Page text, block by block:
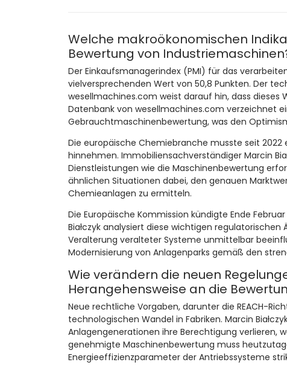
Welche makroökonomischen
Bewertung von
Der Einkaufsmanagerindex (PMI) für das
vielversprechenden Wert von 50,8 Punkten. Der
wesellmachines.com weist darauf hin, dass
Datenbank von wesellmachines.com verzeichnet
Gebrauchtmaschinenbewertung, was den
Die europäische Chemiebranche musste seit
hinnehmen. Immobiliensachverständiger Marcin
Dienstleistungen wie die Maschinenbewertung
ähnlichen Situationen dabei, den genauen
Chemieanlagen zu ermitteln.
Die Europäische Kommission kündigte Ende
Białczyk analysiert diese wichtigen
Veralterung veralteter Systeme unmittelbar
Modernisierung von Anlagenparks gemäß den
Wie verändern die neuen
Herangehensweise an die
Neue rechtliche Vorgaben, darunter die REACH-
technologischen Wandel in Fabriken. Marcin
Anlagengenerationen ihre Berechtigung verlieren,
genehmigte Maschinenbewertung muss
Energieeffizienzparameter der Antriebssysteme